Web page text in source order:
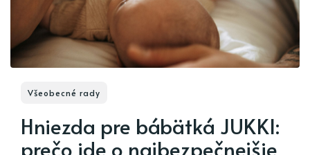
Všeobecné rady
Hniezda pre bábätká JUKKI:
prečo ide o najbezpečnejšie